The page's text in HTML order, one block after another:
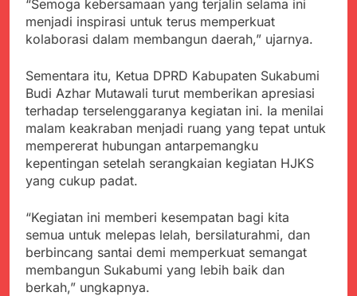
“Semoga kebersamaan yang terjalin selama ini
menjadi inspirasi untuk terus memperkuat
kolaborasi dalam membangun daerah,” ujarnya.
Sementara itu, Ketua DPRD Kabupaten Sukabumi
Budi Azhar Mutawali turut memberikan apresiasi
terhadap terselenggaranya kegiatan ini. Ia menilai
malam keakraban menjadi ruang yang tepat untuk
mempererat hubungan antarpemangku
kepentingan setelah serangkaian kegiatan HJKS
yang cukup padat.
“Kegiatan ini memberi kesempatan bagi kita
semua untuk melepas lelah, bersilaturahmi, dan
berbincang santai demi memperkuat semangat
membangun Sukabumi yang lebih baik dan
berkah,” ungkapnya.